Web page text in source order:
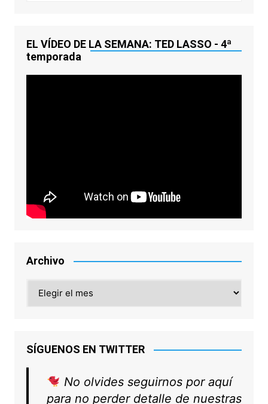
EL VÍDEO DE LA SEMANA: TED LASSO - 4ª
temporada
Archivo
SÍGUENOS EN TWITTER
No olvides seguirnos por aquí
para no perder detalle de nuestras